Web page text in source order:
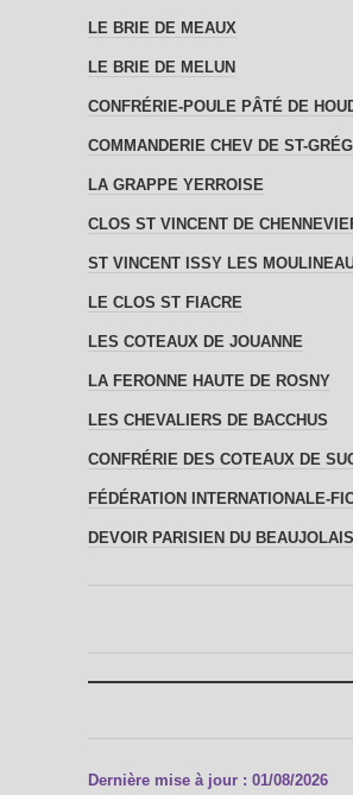
LE BRIE DE MEAUX
LE BRIE DE MELUN
CONFRÉRIE-POULE PÂTÉ DE
COMMANDERIE CHEV DE ST-
LA GRAPPE YERROISE
CLOS ST VINCENT DE
ST VINCENT ISSY LES
LE CLOS ST FIACRE
LES COTEAUX DE JOUANNE
LA FERONNE HAUTE DE ROSNY
LES CHEVALIERS DE BACCHUS
CONFRÉRIE DES COTEAUX DE
FÉDÉRATION INTERNATIONALE-
DEVOIR PARISIEN DU
Dernière mise à jour : 01/08/2026